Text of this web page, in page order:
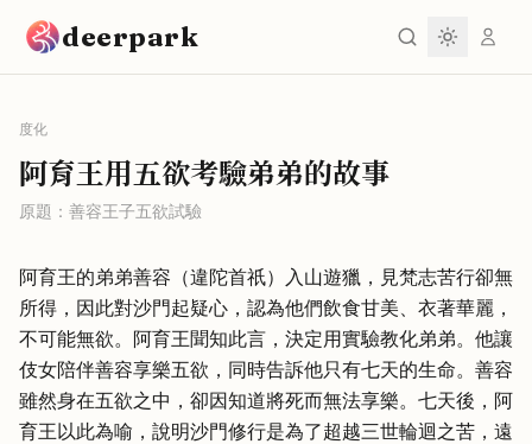
deerpark
度化
阿育王用五欲考驗弟弟的故事
原題： 善容王子五欲試驗
阿育王的弟弟善容（違陀首祇）入山遊獵，見梵志苦行卻無
所得，因此對沙門起疑心，認為他們飲食甘美、衣著華麗，
不可能無欲。阿育王聞知此言，決定用實驗教化弟弟。他讓
伎女陪伴善容享樂五欲，同時告訴他只有七天的生命。善容
雖然身在五欲之中，卻因知道將死而無法享樂。七天後，阿
育王以此為喻，說明沙門修行是為了超越三世輪迴之苦，遠